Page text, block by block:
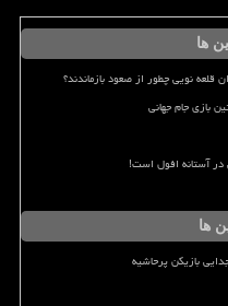
ها
بازی جام جهانی
در آستانه افول است!
ها
بازیکن پرحاشیه